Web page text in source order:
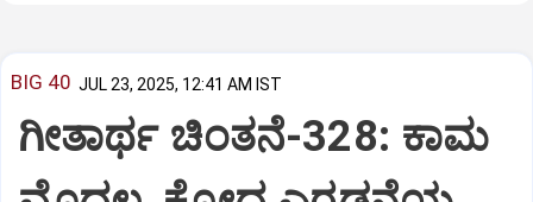
BIG 40 JUL 23, 2025, 12:41 AM IST
ಗೀತಾರ್ಥ ಚಿಂತನೆ-328: ಕಾಮ